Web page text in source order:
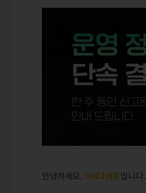
안녕하세요. GM다라프입니다.